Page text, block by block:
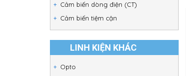
Cảm biến dòng điện (CT)
Cảm biến tiệm cận
LINH KIỆN KHÁC
Opto